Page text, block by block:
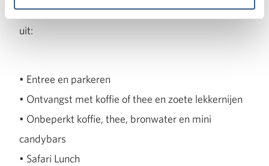
Het 8 uurs congresarrangement met lunch bestaat
uit:
• Entree en parkeren
• Ontvangst met koffie of thee en zoete lekkernijen
• Onbeperkt koffie, thee, bronwater en mini
candybars
• Safari Lunch